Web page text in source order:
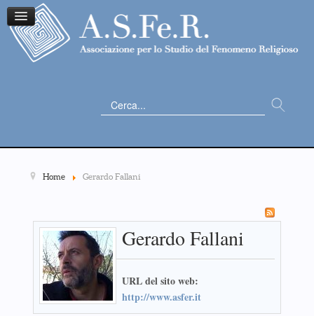
Cerca...
Home Gerardo Fallani
Gerardo Fallani
URL del sito web:
http://www.asfer.it